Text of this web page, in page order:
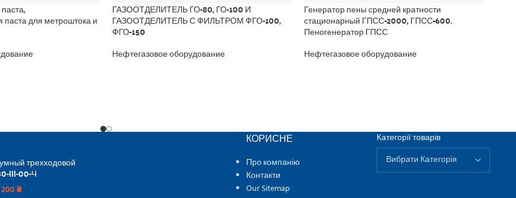
паста для метроштока и
ГАЗООТДЕЛИТЕЛЬ ГО-80, ГО-100 И
ГАЗООТДЕЛИТЕЛЬ С ФИЛЬТРОМ ФГО-100,
ФГО-150
Нефтегазовое оборудование
Генератор пены средней кратности
стационарный ГПСС-2000, ГПСС-600.
Пеногенератор ГПСС
Нефтегазовое оборудование
трехходовой
III-00-Ч
200₴
КОРИСНЕ
Про компанію
Контакти
Our Sitemap
Категорії товарів